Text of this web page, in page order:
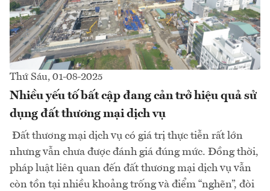
Thứ Sáu, 01-08-2025
Nhiều yếu tố bất cập đang cản trở hiệu quả sử
dụng đất thương mại dịch vụ
Đất thương mại dịch vụ có giá trị thực tiễn rất lớn
nhưng vẫn chưa được đánh giá đúng mức. Đồng thời,
pháp luật liên quan đến đất thương mại dịch vụ vẫn
còn tồn tại nhiều khoảng trống và điểm “nghẽn”, đòi